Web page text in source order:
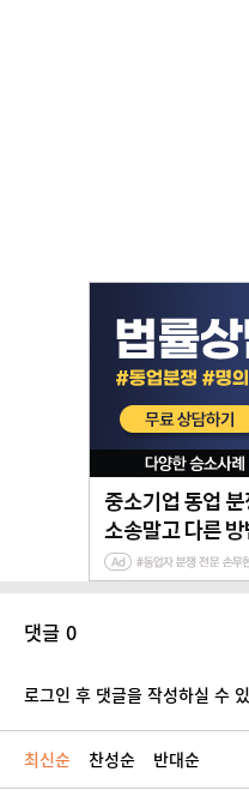
댓글 0
로그인 후 댓글을 작성하실 수
최신순 찬성순 반대순